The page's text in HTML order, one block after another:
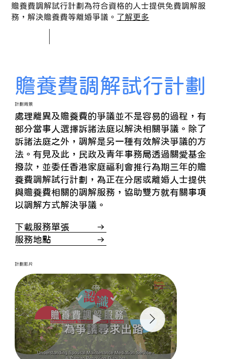
贍養費調解試行計劃為符合資格的人士提供免費調解服
務，解決贍養費等離婚爭議。 了解更多
贍養費調解試行計劃
​計劃背景
處理離異及贍養費的爭議並不是容易的過程，有
部分當事人選擇訴諸法庭以解決相關爭議。除了
訴諸法庭之外，調解是另一種有效解決爭議的方
法。有見及此，民政及青年事務局透過關愛基金
撥款，並委任香港家庭福利會推行為期三年的贍
養費調解試行計劃，為正在分居或離婚人士提供
與贍養費相關的調解服務，協助雙方就有關事項
以調解方式解決爭議。
下載服務單張
服務地點
​計劃影片